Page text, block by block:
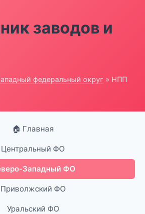
заводов и
федеральный округ » НПП
🏠 Главная
Центральный ФО
Западный ФО
Приволжский ФО
Уральский ФО